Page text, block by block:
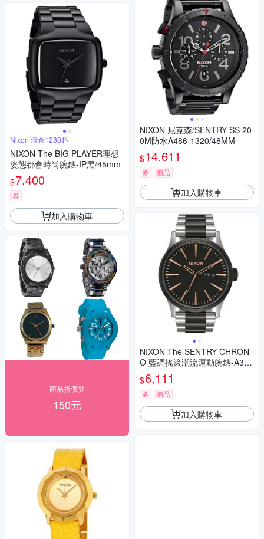
Nixon 清倉1280起
NIXON The BIG PLAYER理想
姿態都會時尚腕錶-IP黑/45mm
$7,400
券
加入購物車
商品折價券
150元
NIXON 尼克森/SENTRY SS 20
0M防水A486-1320/48MM
$14,611
券 贈品
加入購物車
NIXON The SENTRY CHRON
O 藍調搖滾潮流運動腕錶-A356
-2051
$6,111
券 贈品
加入購物車